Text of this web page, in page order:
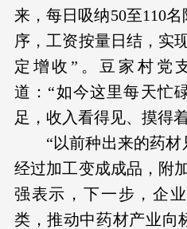
来，每日吸纳50至110
序，工资按量日结，实
定增收”。豆家村党
道：“如今这里每天忙
足，收入看得见、摸得
“以前种出来的药
经过加工变成成品，附
强表示，下一步，企
类，推动中药材产业向